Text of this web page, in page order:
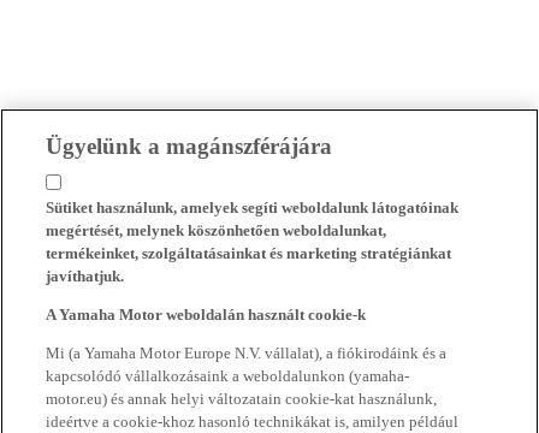
Ügyelünk a magánszférájára
Sütiket használunk, amelyek segíti weboldalunk látogatóinak
megértését, melynek köszönhetően weboldalunkat,
termékeinket, szolgáltatásainkat és marketing stratégiánkat
javíthatjuk.
A Yamaha Motor weboldalán használt cookie-k
Mi (a Yamaha Motor Europe N.V. vállalat), a fiókirodáink és a
kapcsolódó vállalkozásaink a weboldalunkon (yamaha-
motor.eu) és annak helyi változatain cookie-kat használunk,
ideértve a cookie-khoz hasonló technikákat is, amilyen például